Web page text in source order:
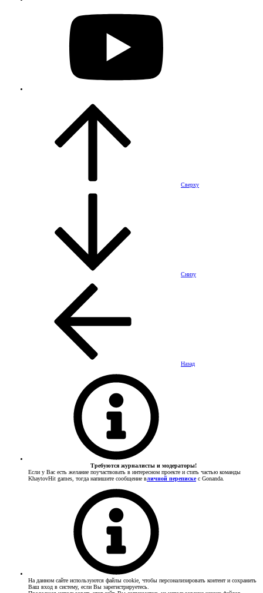
Сверху
Снизу
Назад
Требуются журналисты и модераторы!
Если у Вас есть желание поучаствовать в интересном проекте и стать частью команды
KhaytovHit games, тогда напишите сообщение вличной перепискес Gonanda.
На данном сайте используются файлы cookie, чтобы персонализировать контент и сохранить
Ваш вход в систему, если Вы зарегистрируетесь.